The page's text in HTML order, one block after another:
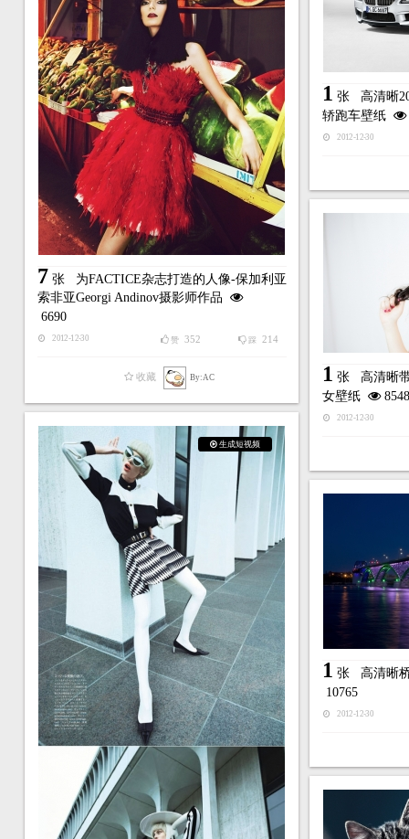
1 张 高清晰
轿跑车壁纸
2012-12-30
7 张 为FACTICE杂志打造的人像-保加利亚
索非亚Georgi Andinov摄影师作品
6690
2012-12-30 踩 214
赞 352
收藏 By:AC 1 张 高清晰
女壁纸
8548
2012-12-30
生成短视频
1 张 高清晰
10765
2012-12-30